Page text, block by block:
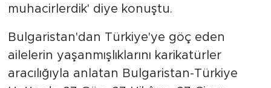
muhacirlerdik' diye konuştu.
Bulgaristan'dan Türkiye'ye göç eden
ailelerin yaşanmışlıklarını karikatürler
aracılığıyla anlatan Bulgaristan-Türkiye